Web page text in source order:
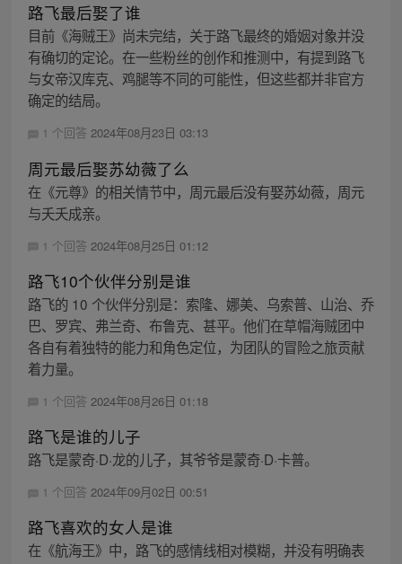
路飞最后娶了谁
目前《海贼王》尚未完结，关于路飞最终的婚姻对象并没
有确切的定论。在一些粉丝的创作和推测中，有提到路飞
与女帝汉库克、鸡腿等不同的可能性，但这些都并非官方
确定的结局。
1 个回答 2024年08月23日 03:13
周元最后娶苏幼薇了么
在《元尊》的相关情节中，周元最后没有娶苏幼薇，周元
与夭夭成亲。
1 个回答 2024年08月25日 01:12
路飞10个伙伴分别是谁
路飞的 10 个伙伴分别是：索隆、娜美、乌索普、山治、乔
巴、罗宾、弗兰奇、布鲁克、甚平。他们在草帽海贼团中
各自有着独特的能力和角色定位，为团队的冒险之旅贡献
着力量。
1 个回答 2024年08月26日 01:18
路飞是谁的儿子
路飞是蒙奇·D·龙的儿子，其爷爷是蒙奇·D·卡普。
1 个回答 2024年09月02日 00:51
路飞喜欢的女人是谁
在《航海王》中，路飞的感情线相对模糊，并没有明确表